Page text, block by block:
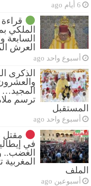
6 أيام ago
الملكي
السابعة
العرش
أسبوع واحد ago
الذكرى
المجيد…
ترسم
المستقبل
أسبوع واحد ago
مقتل
في
الغضب..
الملف
أسبوعين ago